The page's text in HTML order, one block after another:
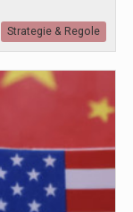
Strategie & Regole